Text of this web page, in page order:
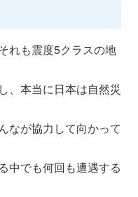
れも震度5クラスの地
、本当に日本は自然災
なが協力して向かって
中でも何回も遭遇する